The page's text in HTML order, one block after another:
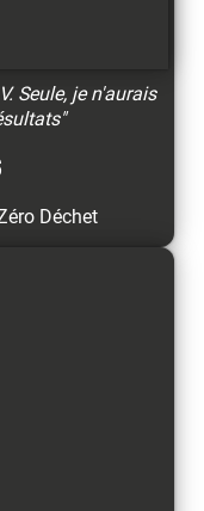
Seule, je n'aurais
Déchet